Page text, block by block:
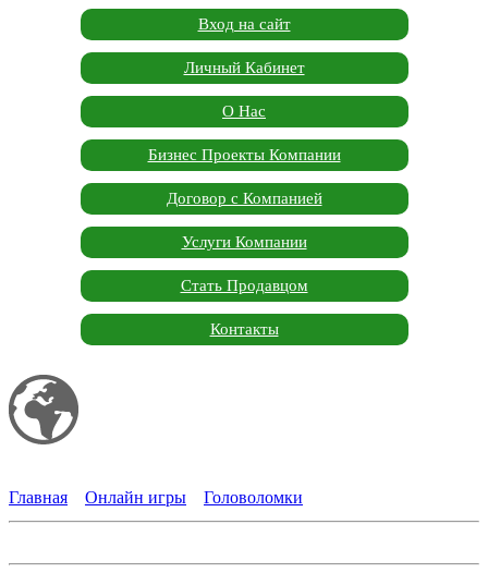
Вход на сайт
Личный Кабинет
О Нас
Бизнес Проекты Компании
Договор с Компанией
Услуги Компании
Стать Продавцом
Контакты
Главная
Онлайн игры Головоломки